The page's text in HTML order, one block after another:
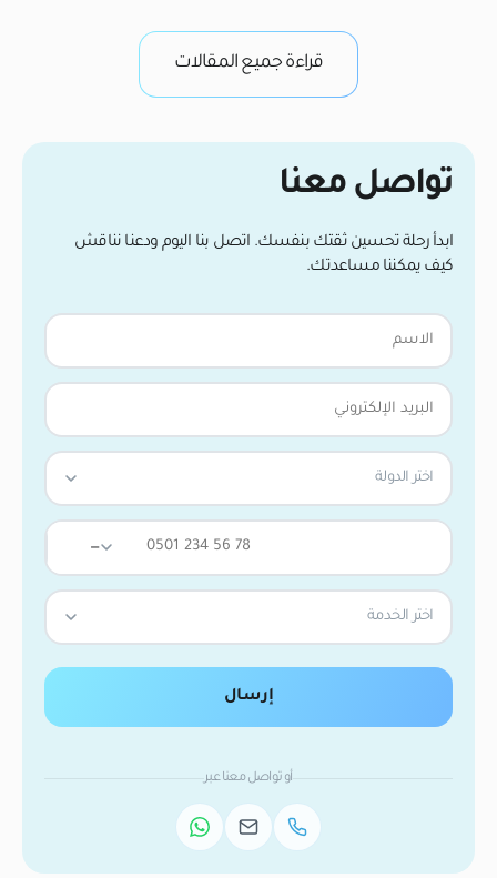
قراءة جميع المقالات
تواصل معنا
ابدأ رحلة تحسين ثقتك بنفسك. اتصل بنا اليوم ودعنا نناقش
كيف يمكننا مساعدتك.
اختر الدولة
—
اختر الخدمة
إرسال
أو تواصل معنا عبر